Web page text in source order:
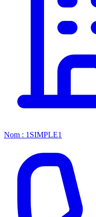
Nom : 1SIMPLE1